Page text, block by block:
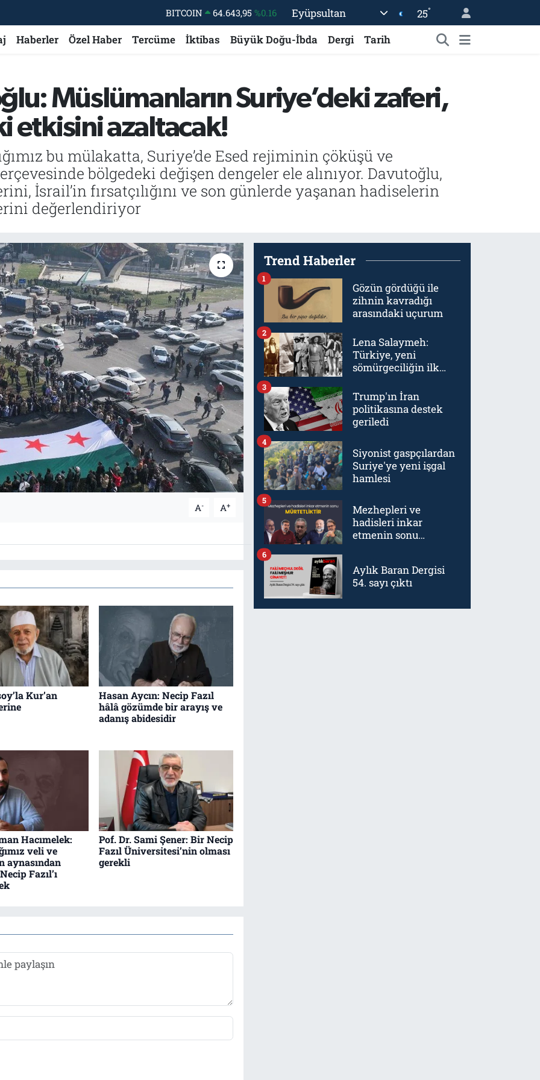
BITCOIN 64.643,95 %0.16
DOLAR
47,6006
%0.06
GRAM ALTIN
6500.87 %0.12
BİST100
Eyüpsultan 25°
Haberler Özel Haber Tercüme İktibas Büyük Doğu-İbda Dergi Tarih
Müslümanların Suriye’deki zaferi,
etkisini azaltacak!
bu mülakatta, Suriye’de Esed rejiminin çöküşü ve
bölgedeki değişen dengeler ele alınıyor. Davutoğlu,
İsrail’in fırsatçılığını ve son günlerde yaşanan hadiselerin
değerlendiriyor
A- A+
Kur’an
Hasan Aycın: Necip Fazıl
hâlâ gözümde bir arayış ve
adanış abidesidir
Hacımelek:
veli ve
aynasından
Fazıl’ı
Pof. Dr. Sami Şener: Bir Necip
Fazıl Üniversitesi’nin olması
gerekli
Trend Haberler
Gözün gördüğü ile
zihnin kavradığı
arasındaki uçurum
1
Lena Salaymeh:
Türkiye, yeni
sömürgeciliğin ilk
2
Trump'ın İran
politikasına destek
geriledi
3
Siyonist gaspçılardan
Suriye'ye yeni işgal
hamlesi
4
Mezhepleri ve
hadisleri inkar
etmenin sonu
5
Aylık Baran Dergisi
54. sayı çıktı
6